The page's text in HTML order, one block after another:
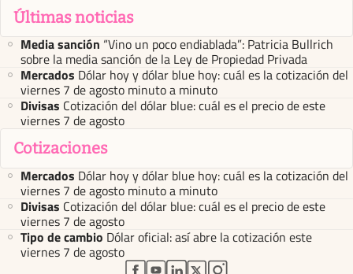
Últimas noticias
Media sanción “Vino un poco endiablada”: Patricia Bullrich
sobre la media sanción de la Ley de Propiedad Privada
Mercados Dólar hoy y dólar blue hoy: cuál es la cotización del
viernes 7 de agosto minuto a minuto
Divisas Cotización del dólar blue: cuál es el precio de este
viernes 7 de agosto
Cotizaciones
Mercados Dólar hoy y dólar blue hoy: cuál es la cotización del
viernes 7 de agosto minuto a minuto
Divisas Cotización del dólar blue: cuál es el precio de este
viernes 7 de agosto
Tipo de cambio Dólar oficial: así abre la cotización este
viernes 7 de agosto
abre en nueva pestaña
abre en nueva pestaña
abre en nueva pestaña
abre en nueva pestaña
abre en nueva pestaña